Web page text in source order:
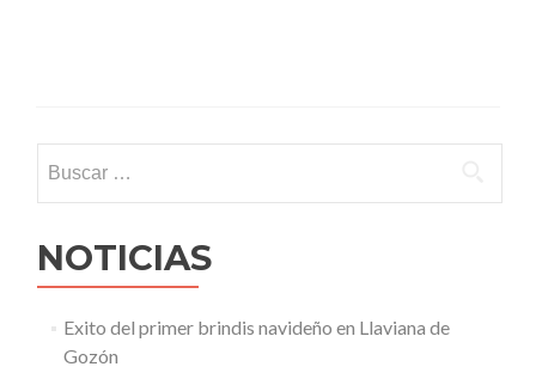
día
NOTICIAS
Exito del primer brindis navideño en Llaviana de
Gozón